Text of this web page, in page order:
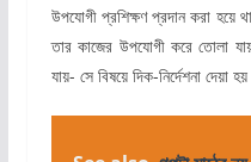
উপযোগী প্রশিক্ষণ প্রদান করা হয়ে
তার কাজের উপযোগী করে তোলা
যায়- সে বিষয়ে দিক-নির্দেশনা দেয়া